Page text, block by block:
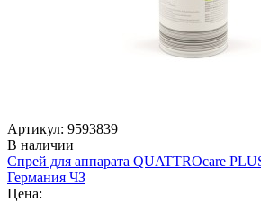
Артикул: 9593839
В наличии
Спрей для аппарата QUATTROcare
Германия ЧЗ
Цена: